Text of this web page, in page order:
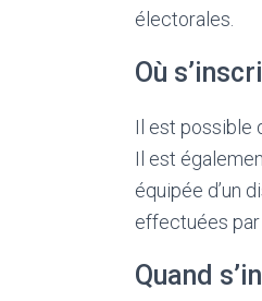
électorales.
Où
Il est possible
Il est
équipée d’un
effectuées
Quand